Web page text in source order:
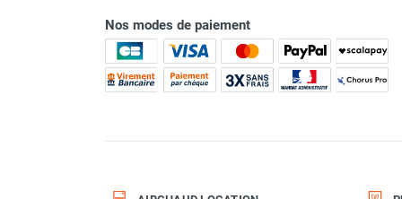
Panneau rayonnant
Lustre infrarouge électrique
suspendu
Réglette et cassette rayonnante
Nos modes de paiement